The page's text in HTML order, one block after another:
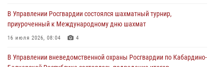
Росгвардия обеспечивает безопасность граждан на южном
направлении
31 июля 2026, 09:22
Состоялась рабочая встреча директора Росгвардии Героя России
В Управлении Росгвардии состоялся шахматный турнир,
приуроченный к Международному дню шахмат
16 июля 2026, 08:04 4
В Управлении вневедомственной охраны Росгвардии по Кабардино-